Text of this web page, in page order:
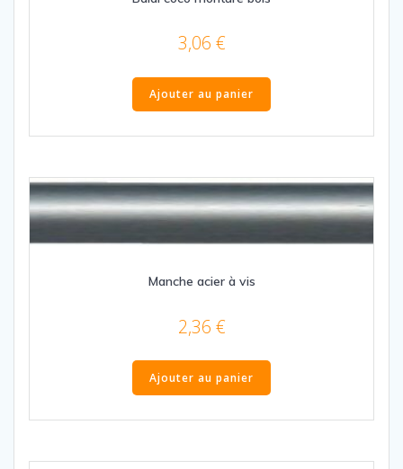
3,06 €
Ajouter au panier
Manche acier à vis
2,36 €
Ajouter au panier